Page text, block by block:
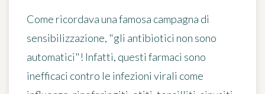
Come ricordava una famosa campagna di
sensibilizzazione, "gli antibiotici non sono
automatici" ! Infatti, questi farmaci sono
inefficaci contro le infezioni virali come